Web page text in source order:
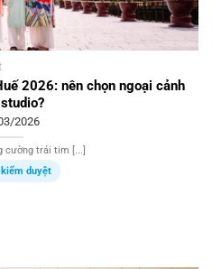
2026: nên chọn ngoại cảnh
2026
cường trái tim [...]
duyệt